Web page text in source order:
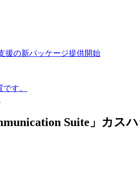
援の新パッケージ提供開始
す。
Suite」カス